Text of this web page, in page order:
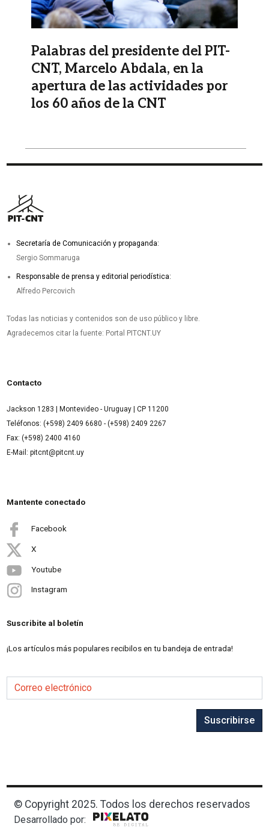
Palabras del presidente del PIT-
CNT, Marcelo Abdala, en la
apertura de las actividades por
los 60 años de la CNT
Secretaría de Comunicación y propaganda:
Sergio Sommaruga
Responsable de prensa y editorial periodística:
Alfredo Percovich
Todas las noticias y contenidos son de uso público y libre.
Agradecemos citar la fuente: Portal PITCNT.UY
Contacto
Jackson 1283 | Montevideo - Uruguay | CP 11200
Teléfonos: (+598) 2409 6680 - (+598) 2409 2267
Fax: (+598) 2400 4160
E-Mail: pitcnt@pitcnt.uy
Mantente conectado
Facebook
X
Youtube
Instagram
Suscribite al boletín
¡Los artículos más populares recibilos en tu bandeja de entrada!
Correo electrónico
Suscribirse
© Copyright 2025. Todos los derechos reservados
Desarrollado por: